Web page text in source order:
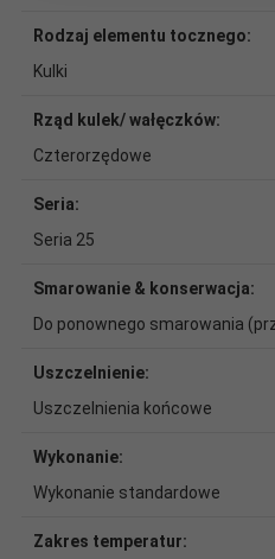
Rodzaj elementu tocznego:
Kulki
Rząd kulek/ wałęczków:
Czterorzędowe
Seria:
Seria 25
Smarowanie & konserwacja:
Do ponownego smarowania
Uszczelnienie:
Uszczelnienia końcowe
Wykonanie:
Wykonanie standardowe
Zakres temperatur: